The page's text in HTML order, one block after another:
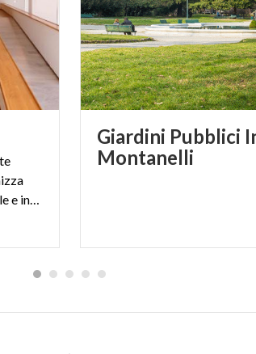
mostre di grandi artisti nazionale e internazionali.
Giardini Pubblici
Montanelli